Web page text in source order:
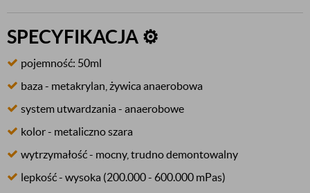
SPECYFIKACJA ⚙️
pojemność: 50ml
baza - metakrylan, żywica anaerobowa
system utwardzania - anaerobowe
kolor - metaliczno szara
wytrzymałość - mocny, trudno demontowalny
lepkość - wysoka (200.000 - 600.000 mPas)